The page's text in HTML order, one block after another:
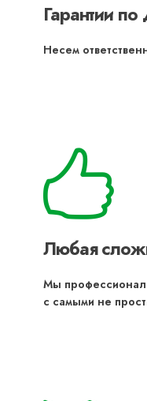
Гарантии по
Несем
Любая
Мы
с самыми не